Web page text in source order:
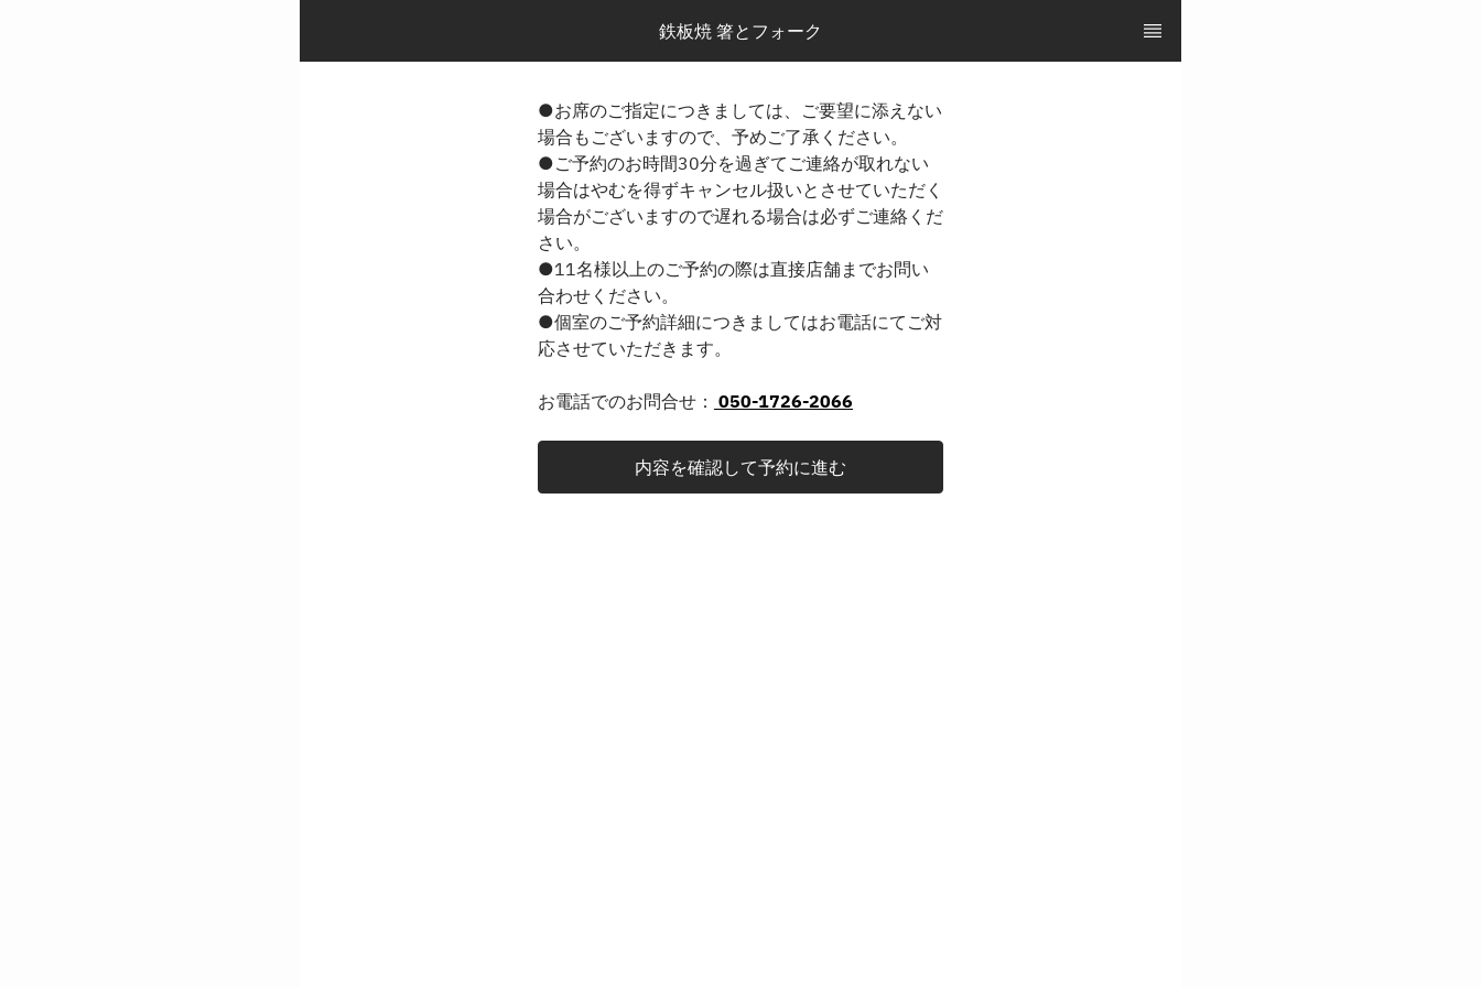
鉄板焼 箸とフォーク
●お席のご指定につきましては、ご要望に添えない
場合もございますので、予めご了承ください。
●ご予約のお時間30分を過ぎてご連絡が取れない
場合はやむを得ずキャンセル扱いとさせていただく
場合がございますので遅れる場合は必ずご連絡くだ
さい。
●11名様以上のご予約の際は直接店舗までお問い
合わせください。
●個室のご予約詳細につきましてはお電話にてご対
応させていただきます。
お電話でのお問合せ： 050-1726-2066
内容を確認して予約に進む